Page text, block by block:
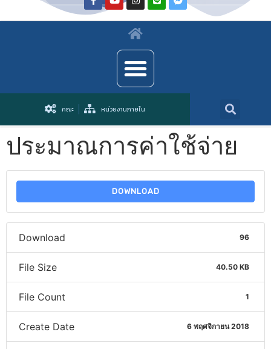
คณะ หน่วยงานภายใน
ประมาณการค่าใช้จ่าย
DOWNLOAD
Download 96
File Size 40.50 KB
File Count 1
Create Date 6 พฤศจิกายน 2018